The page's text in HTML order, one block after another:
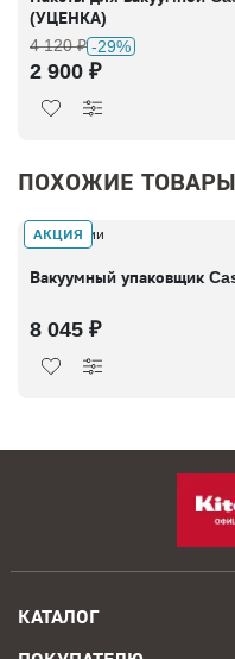
(УЦЕНКА)
4 120 ₽ -29%
2 900 ₽
ПОХОЖИЕ ТОВАРЫ
АКЦИЯ
В наличии
Вакуумный упаковщик
8 045 ₽
КАТАЛОГ